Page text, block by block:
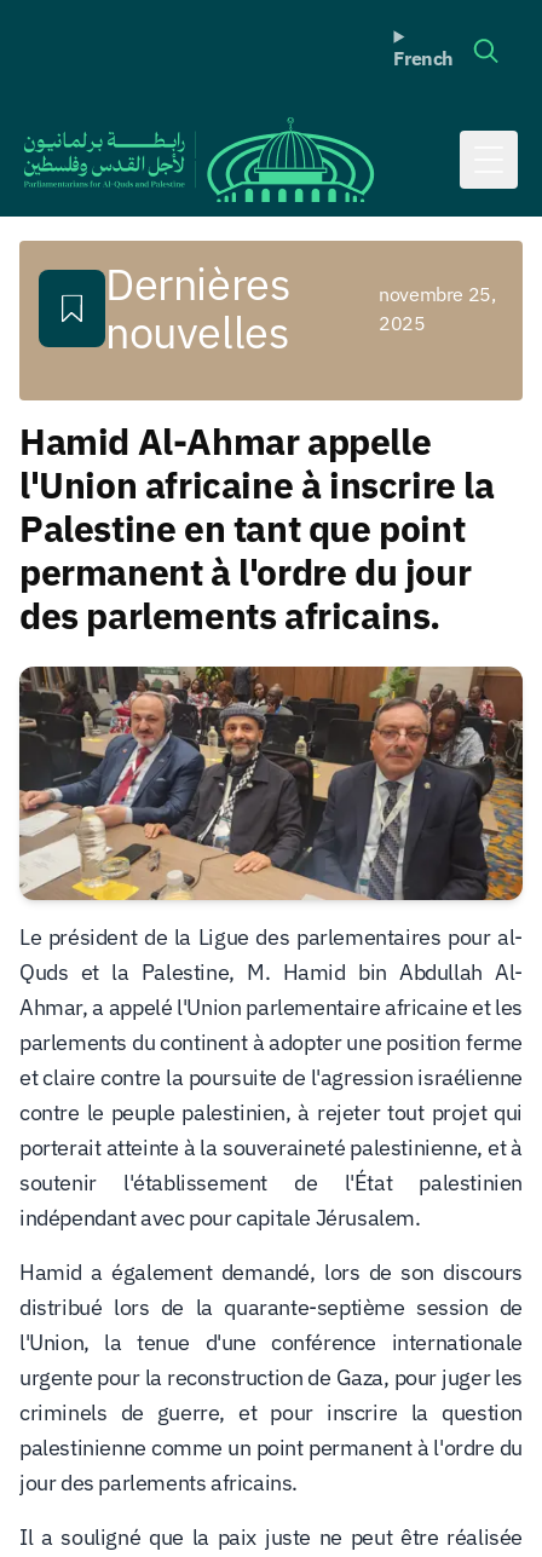
French
Dernières
nouvelles
novembre 25,
2025
Hamid Al-Ahmar appelle
l'Union africaine à inscrire la
Palestine en tant que point
permanent à l'ordre du jour
des parlements africains.
Le président de la Ligue des parlementaires pour al-
Quds et la Palestine, M. Hamid bin Abdullah Al-
Ahmar, a appelé l'Union parlementaire africaine et les
parlements du continent à adopter une position ferme
et claire contre la poursuite de l'agression israélienne
contre le peuple palestinien, à rejeter tout projet qui
porterait atteinte à la souveraineté palestinienne, et à
soutenir l'établissement de l'État palestinien
indépendant avec pour capitale Jérusalem.
Hamid a également demandé, lors de son discours
distribué lors de la quarante-septième session de
l'Union, la tenue d'une conférence internationale
urgente pour la reconstruction de Gaza, pour juger les
criminels de guerre, et pour inscrire la question
palestinienne comme un point permanent à l'ordre du
jour des parlements africains.
Il a souligné que la paix juste ne peut être réalisée